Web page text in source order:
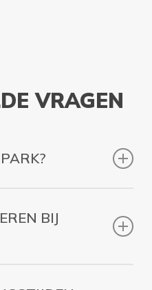
VRAGEN
BIJ
nodig zijn dat u